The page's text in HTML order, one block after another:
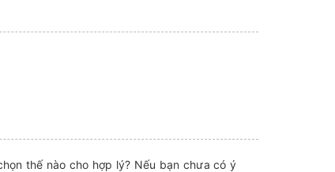
thế nào cho hợp lý? Nếu bạn chưa có ý